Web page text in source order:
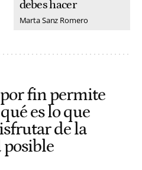
debes hacer
Marta Sanz Romero
fin permite
es lo que
de la